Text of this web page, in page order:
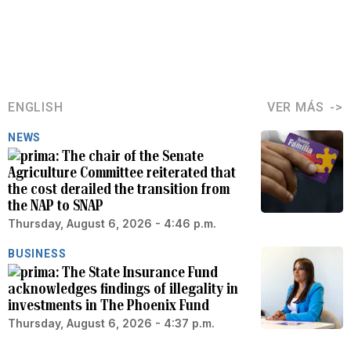
ENGLISH VER MÁS
NEWS
The chair of the Senate
Agriculture Committee reiterated that
the cost derailed the transition from
the NAP to SNAP
Thursday, August 6, 2026 - 4:46 p.m.
BUSINESS
The State Insurance Fund
acknowledges findings of illegality in
investments in The Phoenix Fund
Thursday, August 6, 2026 - 4:37 p.m.